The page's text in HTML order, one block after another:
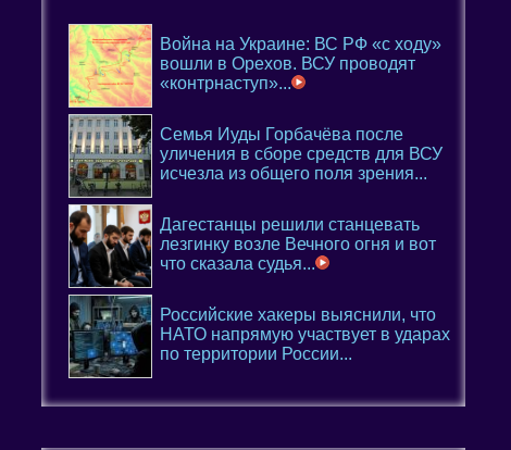
Война на Украине: ВС РФ «с ходу»
вошли в Орехов. ВСУ проводят
«контрнаступ»...
Семья Иуды Горбачёва после
уличения в сборе средств для ВСУ
исчезла из общего поля зрения...
Дагестанцы решили станцевать
лезгинку возле Вечного огня и вот
что сказала судья...
Российские хакеры выяснили, что
НАТО напрямую участвует в ударах
по территории России...